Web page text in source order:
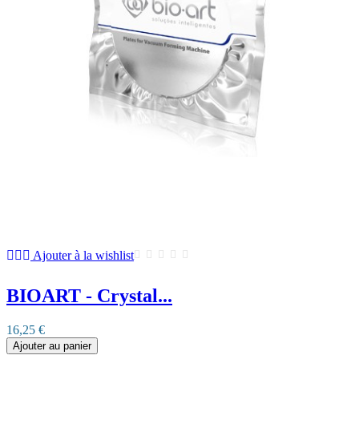
Ajouter à la wishlist
BIOART - Crystal...
16,25 €
Ajouter au panier